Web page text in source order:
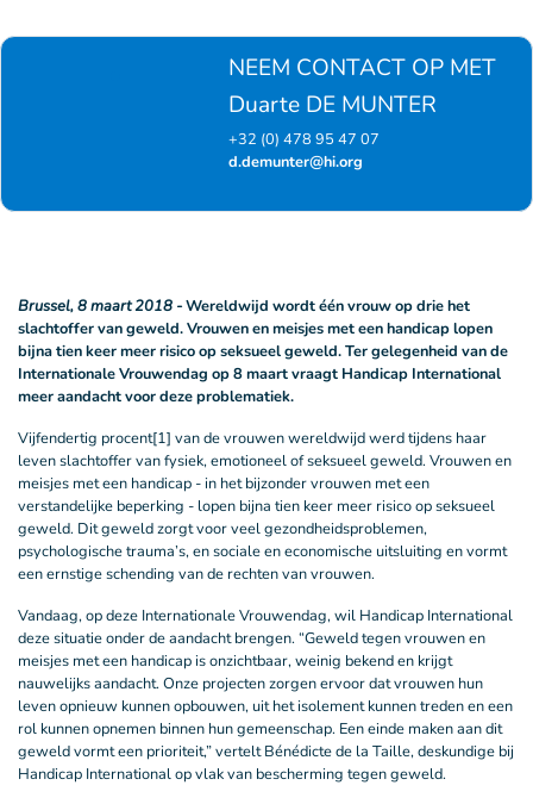
NEEM CONTACT OP MET
Duarte DE MUNTER
+32 (0) 478 95 47 07
d.demunter@hi.org
Brussel, 8 maart 2018 -Wereldwijd wordt één vrouw op drie het
slachtoffer van geweld. Vrouwen en meisjes met een handicap lopen
bijna tien keer meer risico op seksueel geweld. Ter gelegenheid van de
Internationale Vrouwendag op 8 maart vraagt Handicap International
meer aandacht voor deze problematiek.
Vijfendertig procent[1] van de vrouwen wereldwijd werd tijdens haar
leven slachtoffer van fysiek, emotioneel of seksueel geweld. Vrouwen en
meisjes met een handicap - in het bijzonder vrouwen met een
verstandelijke beperking - lopen bijna tien keer meer risico op seksueel
geweld. Dit geweld zorgt voor veel gezondheidsproblemen,
psychologische trauma’s, en sociale en economische uitsluiting en vormt
een ernstige schending van de rechten van vrouwen.
Vandaag, op deze Internationale Vrouwendag, wil Handicap International
deze situatie onder de aandacht brengen. “Geweld tegen vrouwen en
meisjes met een handicap is onzichtbaar, weinig bekend en krijgt
nauwelijks aandacht. Onze projecten zorgen ervoor dat vrouwen hun
leven opnieuw kunnen opbouwen, uit het isolement kunnen treden en een
rol kunnen opnemen binnen hun gemeenschap. Een einde maken aan dit
geweld vormt een prioriteit,” vertelt Bénédicte de la Taille, deskundige bij
Handicap International op vlak van bescherming tegen geweld.